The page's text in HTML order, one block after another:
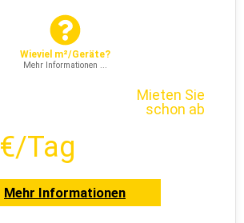
Wieviel m²/Geräte?
Mehr Informationen ...
Mieten Sie
schon ab
€/Tag
Mehr Informationen